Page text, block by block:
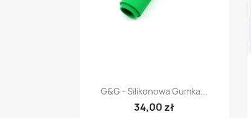
Szybki podgląd
G&G - Silikonowa Gumka...
34,00 zł